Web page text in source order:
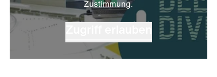
Zustimmung.